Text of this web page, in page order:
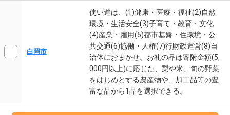
白岡市
使い道は、(1)健康・医療・福祉(2)自然
環境・生活安全(3)子育て・教育・文化
(4)産業・雇用(5)都市基盤・住環境・公
共交通(6)協働・人権(7)行財政運営(8)自
治体におまかせ。お礼の品は寄附金額(5,
000円以上)に応じた、梨や米、旬の野菜
をはじめとする農産物や、加工品等の豊
富な品から1品を選択できる。